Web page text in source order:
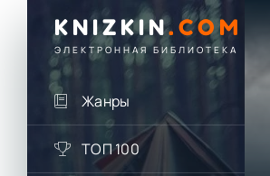
KNIZKIN. COM
ЭЛЕКТРОННАЯ БИБЛИОТЕКА
Жанры
ТОП 100